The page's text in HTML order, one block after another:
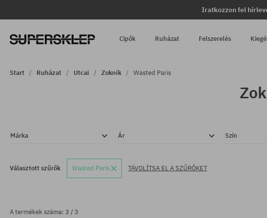
Iratkozzon fel
Cipők Ruházat Felszerelés
Start Ruházat Utcai Zoknik Wasted Paris
Márka Ár Szín
Választott szűrők Wasted Paris TÁVOLÍTSA EL A SZŰRŐKET
A termékek száma: 3 / 3